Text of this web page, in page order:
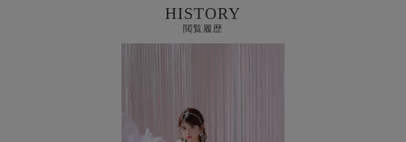
HISTORY
閲覧履歴